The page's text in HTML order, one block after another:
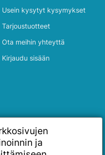
Usein kysytyt kysymykset
Tarjoustuotteet
Ota meihin yhteyttä
Kirjaudu sisään
ja